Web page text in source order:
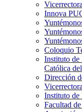
Innova
Coloquio
Instituto de
Católica
Dirección
Instituto
Facultad